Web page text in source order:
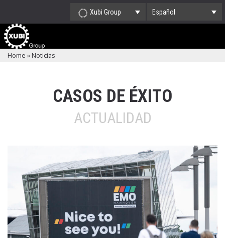
Xubi Group Español
Home »Noticias
CASOS DE ÉXITO
ACTUALIDAD